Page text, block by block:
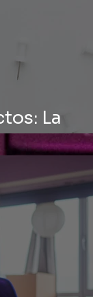
La